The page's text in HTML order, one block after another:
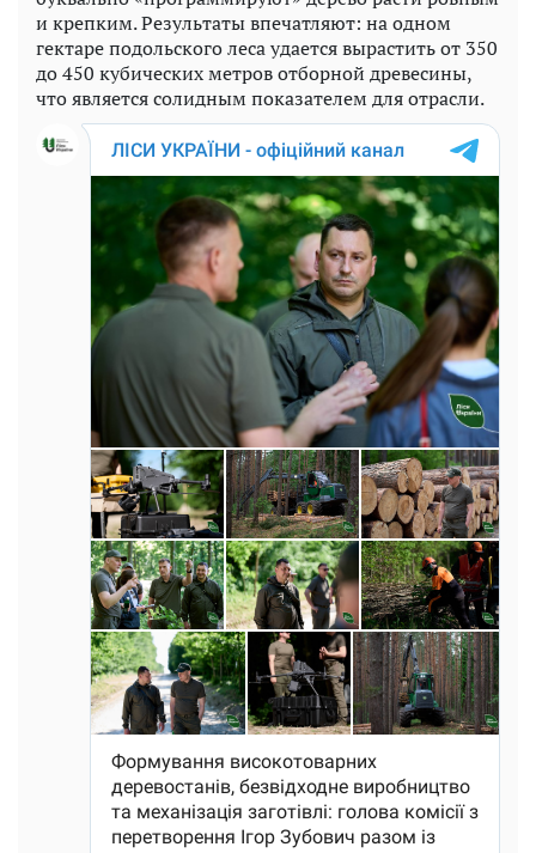
и крепким. Результаты впечатляют: на одном
гектаре подольского леса удается вырастить от 350
до 450 кубических метров отборной древесины,
что является солидным показателем для отрасли.